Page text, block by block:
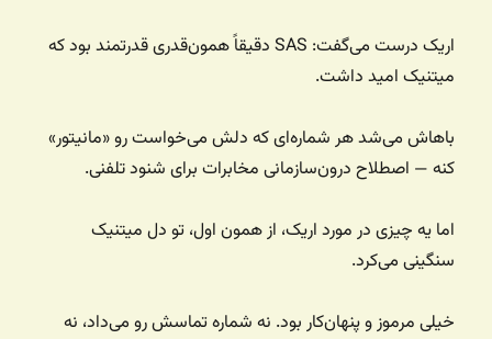
اریک درست می‌گفت: SAS دقیقاً همون‌قدری قدرتمند بود که
میتنیک امید داشت.
باهاش می‌شد هر شماره‌ای که دلش می‌خواست رو «مانیتور»
کنه — اصطلاح درون‌سازمانی مخابرات برای شنود تلفنی.
اما یه چیزی در مورد اریک، از همون اول، تو دل میتنیک
سنگینی می‌کرد.
خیلی مرموز و پنهان‌کار بود. نه شماره تماسش رو می‌داد، نه